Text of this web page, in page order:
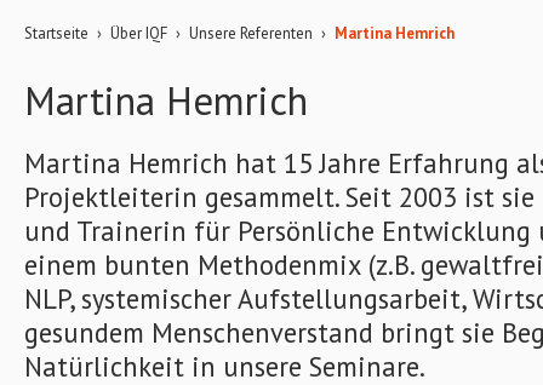
Startseite › Über IQF › Unsere Referenten › Martina Hemrich
Martina Hemrich
Martina Hemrich hat 15 Jahre Erfahrung
Projektleiterin gesammelt. Seit 2003 ist sie
und Trainerin für Persönliche
einem bunten Methodenmix (z.B.
NLP, systemischer Aufstellungsarbeit,
gesundem Menschenverstand bringt sie
Natürlichkeit in unsere Seminare.